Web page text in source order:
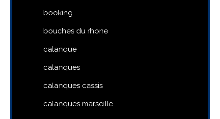
booking
bouches du rhone
calanque
calanques
calanques cassis
calanques marseille